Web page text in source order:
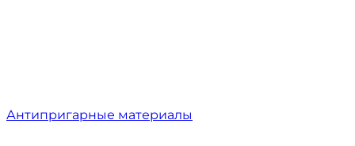
Антипригарные материалы